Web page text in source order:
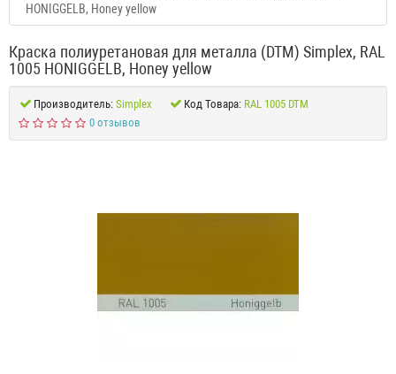
HONIGGELB, Honey yellow
Краска полиуретановая для металла (DTM) Simplex, RAL
1005 HONIGGELB, Honey yellow
Производитель: Simplex Код Товара: RAL 1005 DTM
0 отзывов